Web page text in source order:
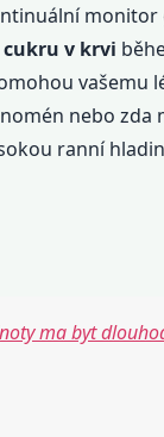
monitor
cukru v krvi
vašemu
nebo zda
ranní
ma byt